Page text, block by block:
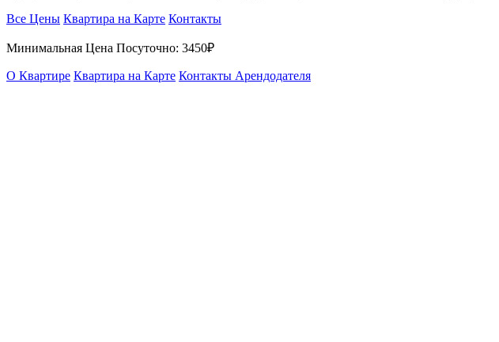
Все Цены Квартира на Карте Контакты
Минимальная Цена Посуточно: 3450₽
О Квартире Квартира на Карте Контакты Арендодателя